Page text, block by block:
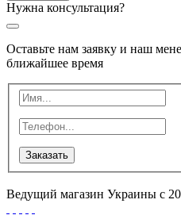
Нужна консультация?
Оставьте нам заявку и наш
ближайшее время
Заказать
Ведущий магазин Украины с